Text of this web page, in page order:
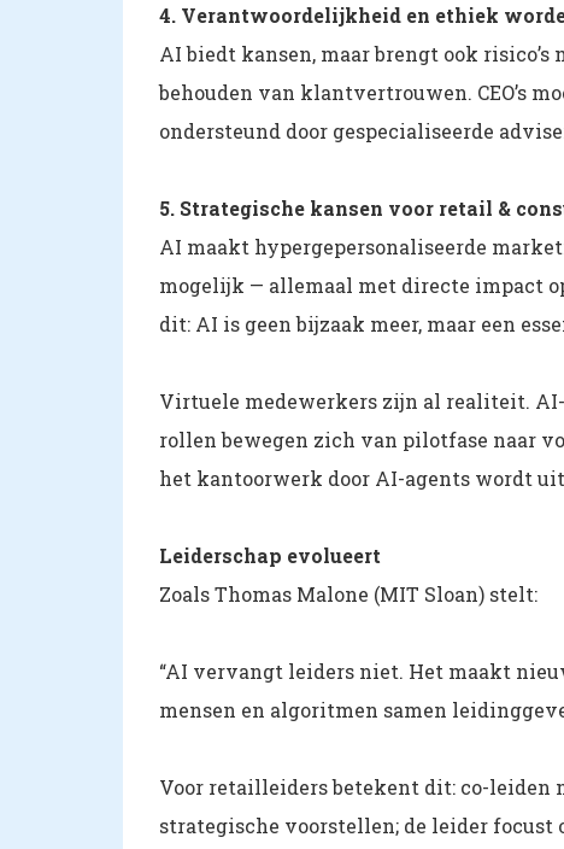
4. Verantwoordelijkheid en ethiek
AI biedt kansen, maar brengt ook
behouden van klantvertrouwen. CEO’s
ondersteund door gespecialiseerde
5. Strategische kansen voor retail &
AI maakt hypergepersonaliseerde
mogelijk — allemaal met directe impact
dit: AI is geen bijzaak meer, maar een
Virtuele medewerkers zijn al realiteit.
rollen bewegen zich van pilotfase naar
het kantoorwerk door AI-agents wordt
Leiderschap evolueert
Zoals Thomas Malone (MIT Sloan) stelt:
“AI vervangt leiders niet. Het maakt
mensen en algoritmen samen
Voor retailleiders betekent dit: co-leiden
strategische voorstellen; de leider